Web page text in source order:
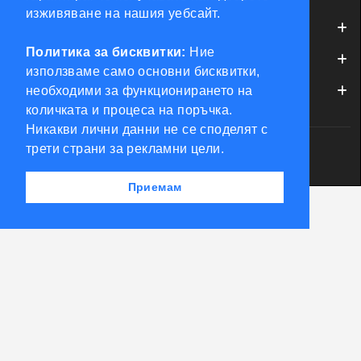
изживяване на нашия уебсайт.
Политика за бисквитки: Ние
използваме само основни бисквитки,
необходими за функционирането на
количката и процеса на поръчка.
Никакви лични данни не се споделят с
трети страни за рекламни цели.
Приемам
БРАВИ, ПАТРОНИ, АКСЕСОАРИ
ФРЕЗИ КЛЮЧАРСКИ
ШПЕРЦОВЕ И ИНСТРУМЕНТИ
КЛЮЧАРСКИ МАШИНИ
КЛЮЧАРСКИ УСЛУГИ
ОБСЛУЖВАНЕ НА КЛИЕНТИ
МОЯТ ПРОФИЛ
Powered by Accento theme